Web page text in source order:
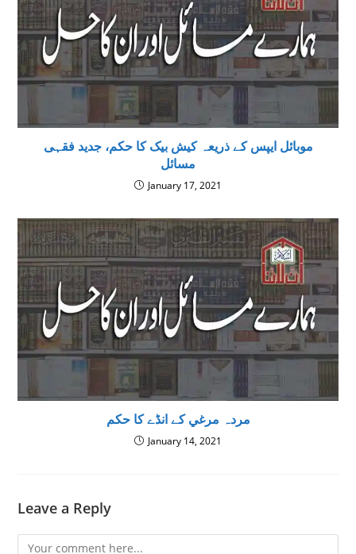
موبائل ایپس کے ذریعہ کیش بیک کا حکم، جدید فقہی
مسائل
January 17, 2021
مردہ مرغي کے انڈے كا حكم
January 14, 2021
Leave a Reply
Comment